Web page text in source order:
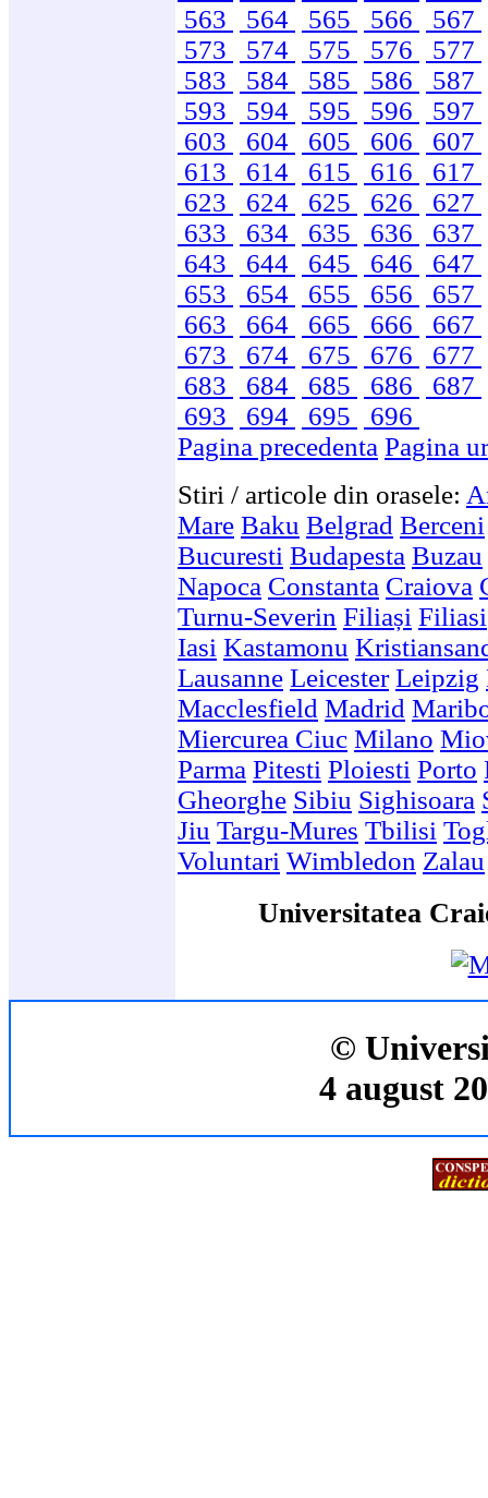
563
564 565 566
567
573
574 575 576
577
583
584 585 586
587
593
594 595 596
597
603
604 605 606
607
613
614 615 616
617
623
624 625 626
627
633
634 635 636
637
643
644 645 646
647
653
654 655 656
657
663
664 665 666
667
673
674 675 676
677
683
684 685 686
687
693
694 695
696
Pagina precedenta Pagina
Stiri / articole din orasele:
Mare Baku Belgrad Berceni
Bucuresti Budapesta Buzau
Napoca Constanta Craiova
Turnu-Severin Filiași Filiasi
Iasi Kastamonu
Lausanne Leicester Leipzig
Macclesfield Madrid
Miercurea Ciuc Milano
Parma Pitesti Ploiesti Porto
Gheorghe Sibiu Sighisoara
Jiu Targu-Mures Tbilisi
Voluntari Wimbledon Zalau
Universitatea
©
4 august